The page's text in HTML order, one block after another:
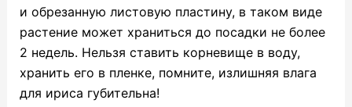
и обрезанную листовую пластину, в таком виде
растение может храниться до посадки не более
2 недель. Нельзя ставить корневище в воду,
хранить его в пленке, помните, излишняя влага
для ириса губительна!